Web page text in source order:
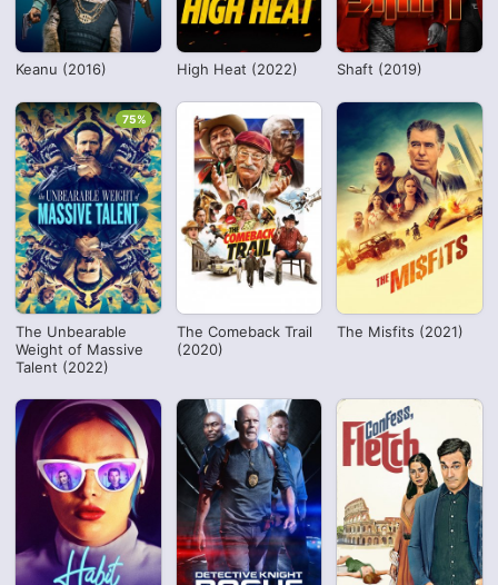
Keanu (2016) High Heat (2022) Shaft (2019)
The Unbearable
Weight of Massive
Talent (2022)
75%
The Comeback Trail
(2020)
The Misfits (2021)